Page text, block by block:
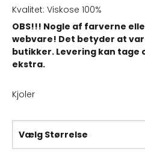
Kvalitet: Viskose 100%
OBS!!! Nogle af farverne
webvare! Det betyder at
butikker. Levering kan tage
ekstra.
Kjoler
Vælg Størrelse